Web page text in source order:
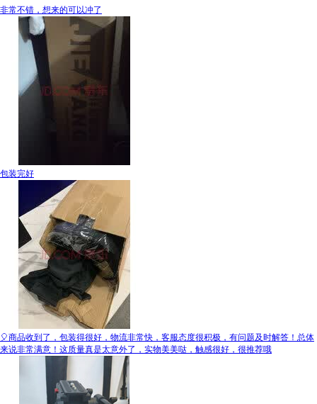
非常不错，想来的可以冲了
包装完好
🎈商品收到了，包装得很好，物流非常快，客服态度很积极，有问题及时解答！总体
来说非常满意！这质量真是太意外了，实物美美哒，触感很好，很推荐哦